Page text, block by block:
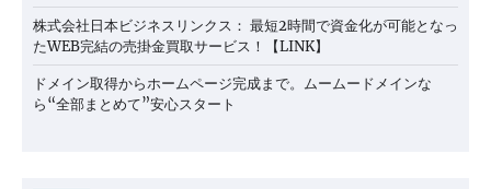
株式会社日本ビジネスリンクス： 最短2時間で資金化が可能となっ
たWEB完結の売掛金買取サービス！【LINK】
ドメイン取得からホームページ完成まで。ムームードメインな
ら“全部まとめて”安心スタート